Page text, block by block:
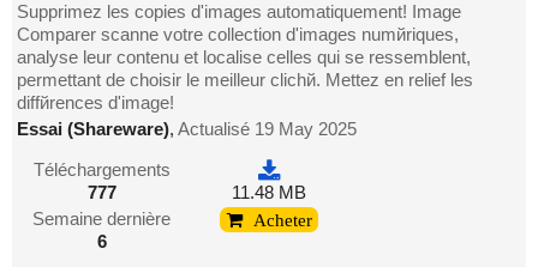
Supprimez les copies d'images automatiquement! Image
Comparer scanne votre collection d'images numйriques,
analyse leur contenu et localise celles qui se ressemblent,
permettant de choisir le meilleur clichй. Mettez en relief les
diffйrences d'image!
Essai (Shareware),Actualisé 19 May 2025
Téléchargements
777
Semaine dernière
6
11.48 MB
Acheter